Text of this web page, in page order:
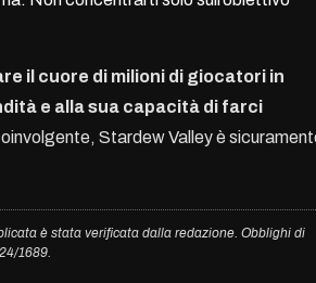
il cuore di milioni di giocatori in
e alla sua capacità di farci
Stardew Valley è
è stata verificata dalla redazione. Obblighi di
1689.